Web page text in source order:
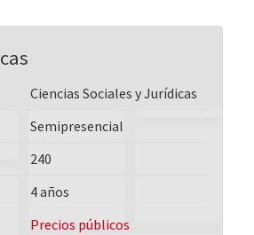
Ciencias Sociales y Jurídicas
Semipresencial
240
4 años
Precios públicos